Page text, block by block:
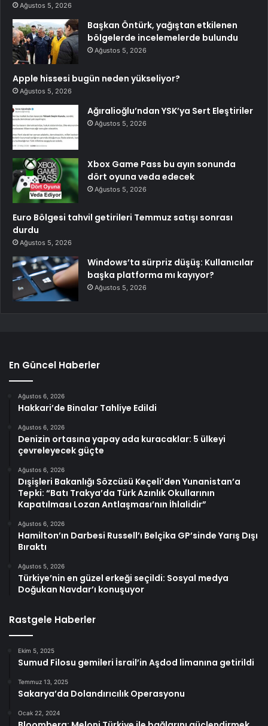
Ağustos 5, 2026
Başkan Öntürk, yağıştan etkilenen
bölgelerde incelemelerde bulundu
Ağustos 5, 2026
Apple hissesi bugün neden yükseliyor?
Ağustos 5, 2026
Ağıralioğlu’ndan YSK’ya Sert Eleştiriler
Ağustos 5, 2026
Xbox Game Pass bu ayın sonunda
dört oyuna veda edecek
Ağustos 5, 2026
Euro Bölgesi tahvil getirileri Temmuz satışı sonrası
durdu
Ağustos 5, 2026
Windows’ta sürpriz düşüş: Kullanıcılar
başka platforma mı kayıyor?
Ağustos 5, 2026
En Güncel Haberler
Ağustos 6, 2026
Hakkari’de Binalar Tahliye Edildi
Ağustos 6, 2026
Denizin ortasına yapay ada kuracaklar: 5 ülkeyi
çevreleyecek güçte
Ağustos 6, 2026
Dışişleri Bakanlığı Sözcüsü Keçeli’den Yunanistan’a
Tepki: “Batı Trakya’da Türk Azınlık Okullarının
Kapatılması Lozan Antlaşması’nın İhlalidir”
Ağustos 6, 2026
Hamilton’ın Darbesi Russell’ı Belçika GP’sinde Yarış Dışı
Bıraktı
Ağustos 5, 2026
Türkiye’nin en güzel erkeği seçildi: Sosyal medya
Doğukan Navdar’ı konuşuyor
Rastgele Haberler
Ekim 5, 2025
Sumud Filosu gemileri İsrail’in Aşdod limanına getirildi
Temmuz 13, 2025
Sakarya’da Dolandırıcılık Operasyonu
Ocak 22, 2024